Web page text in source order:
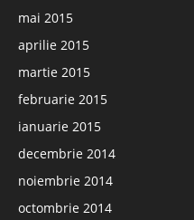
mai 2015
aprilie 2015
martie 2015
februarie 2015
ianuarie 2015
decembrie 2014
noiembrie 2014
octombrie 2014